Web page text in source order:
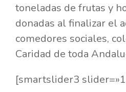
toneladas de frutas y
donadas al finalizar el
comedores sociales,
Caridad de toda
[smartslider3